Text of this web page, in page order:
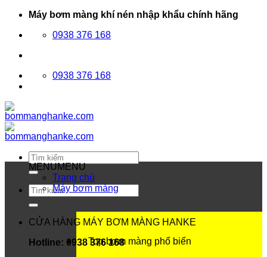
Máy bơm màng khí nén nhập khẩu chính hãng
0938 376 168
0938 376 168
Tìm
kiếm:
Tìm
kiếm:
CỬA HÀNG MÁY BƠM MÀNG HANKE
Hotline: 0938 376 168
MENUMENU
Trang chủ
Máy bơm màng
Top bơm màng phổ biến